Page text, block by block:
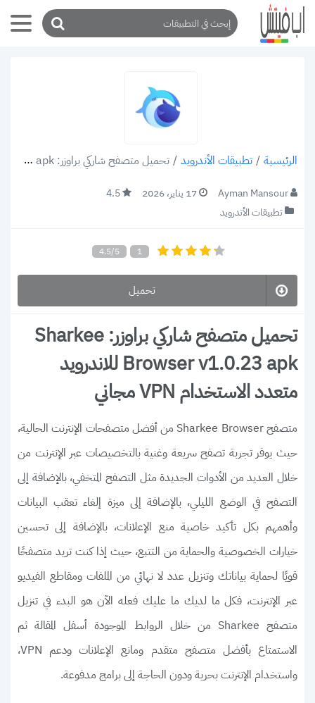
الرئيسية / تطبيقات الأندرويد / تحميل متصفح شاركي براوزر: Sharkee Browser v1.0.23 apk للاندرويد متعدد الاستخدام VPN مجاني
Ayman Mansour 17 يناير، 2026
4.5
تطبيقات الأندرويد
4.5/5 1
تحميل
تحميل متصفح شاركي براوزر: Sharkee
Browser v1.0.23 apk للاندرويد
متعدد الاستخدام VPN مجاني
متصفح Sharkee Browser من أفضل متصفحات الإنترنت الحالية،
حيث يوفر تجربة تصفح سريعة وغنية بالتخصيصات عبر الإنترنت من
خلال العديد من الأدوات الجديدة مثل التصفح المتخفي، بالإضافة إلى
التصفح في الوضع الليلي، بالإضافة إلى ميزة إلغاء تعقب البيانات
وأهمهم بكل تأكيد خاصية منع الإعلانات، بالإضافة إلى تحسين
خيارات الخصوصية والحماية من التتبع، حيث إذا كنت تريد متصفحًا
قويًا لحماية بياناتك وتنزيل عدد لا نهائي من الملفات ومقاطع الفيديو
عبر الإنترنت، فكل ما لديك ما عليك فعله الآن هو البدء في تنزيل
متصفح Sharkee من خلال الروابط الموجودة أسفل المقالة ثم
الاستمتاع بأفضل متصفح متقدم ومانع الإعلانات ودعم VPN،
واستخدام الإنترنت بحرية ودون الحاجة إلى برامج مدفوعة.